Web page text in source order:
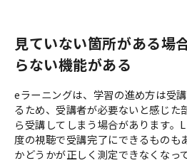
見ていない箇所がある場
らない機能がある
eラーニングは、学習の進め方は受
るため、受講者が必要ないと感じた
ら受講してしまう場合があります。
度の視聴で受講完了にできるものも
かどうかが正しく測定できなくなっ